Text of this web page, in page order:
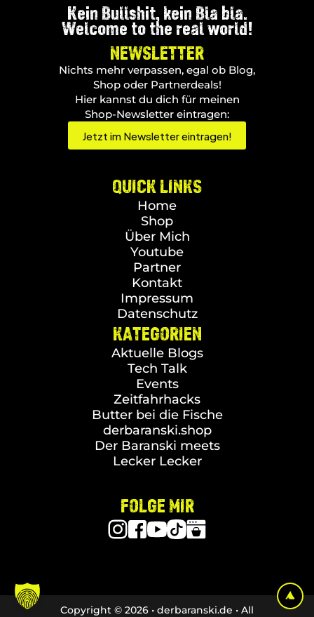
Kein Bullshit, kein Bla bla.
Welcome to the real world!
NEWSLETTER
Nichts mehr verpassen, egal ob Blog,
Shop oder Partnerdeals!
Hier kannst du dich für meinen
Shop-Newsletter eintragen:
Jetzt im Newsletter eintragen!
QUICK LINKS
Home
Shop
Über Mich
Youtube
Partner
Kontakt
Impressum
Datenschutz
KATEGORIEN
Aktuelle Blogs
Tech Talk
Events
Zeitfahrhacks
Butter bei die Fische
derbaranski.shop
Der Baranski meets
Lecker Lecker
FOLGE MIR
Copyright © 2026 • derbaranski.de • All